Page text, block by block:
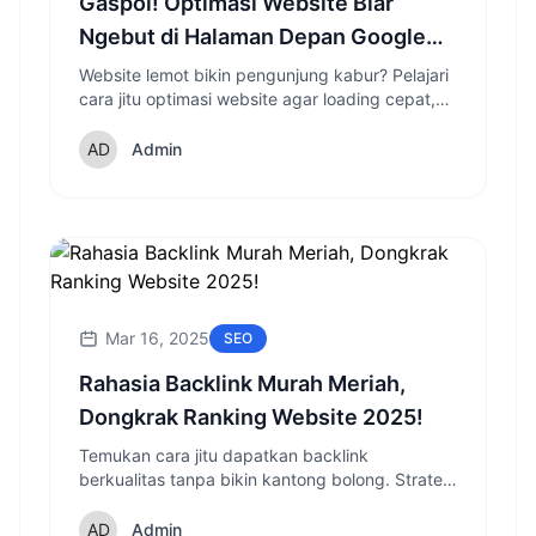
Ngebut di Halaman Depan Google
2025
Website lemot bikin pengunjung kabur? Pelajari
cara jitu optimasi website agar loading cepat,
mantap!Admin
Mar 16, 2025 SEO
Rahasia Backlink Murah Meriah,
Dongkrak Ranking Website 2025!
Temukan cara jitu dapatkan backlink
berkualitas tanpa bikin kantong bolong. Strategi
di tahun 2025!
Admin